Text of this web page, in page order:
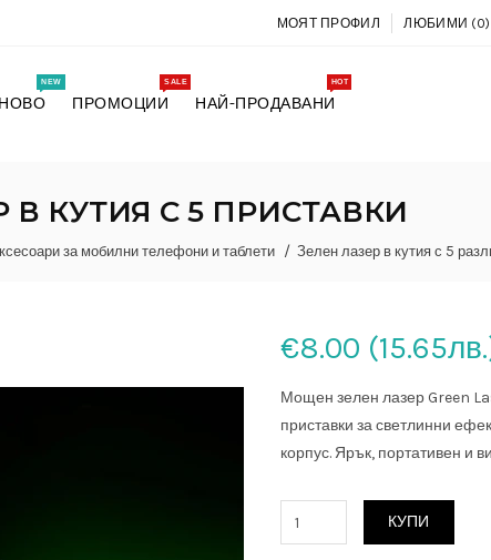
МОЯТ ПРОФИЛ ЛЮБИМИ (0)
NEW
ПРОМОЦИИ
SALE
НАЙ-ПРОДАВАНИ
HOT
В КУТИЯ С 5 ПРИСТАВКИ
за мобилни телефони и таблети Зелен лазер в кутия с 5
€8.00
Мощен зелен лазер Green
приставки за светлинни
корпус. Ярък, портативен и
КУПИ